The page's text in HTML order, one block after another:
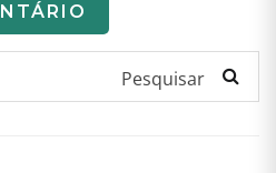
Pesquisar